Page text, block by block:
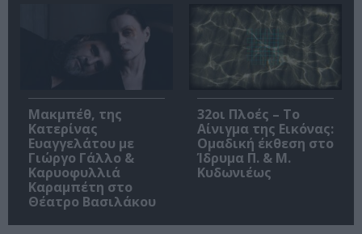
Μακμπέθ, της
Κατερίνας
Ευαγγελάτου με
Γιώργο Γάλλο &
Καρυοφυλλιά
Καραμπέτη στο
Θέατρο Βασιλάκου
32οι Πλοές – Το
Αίνιγμα της Εικόνας:
Ομαδική έκθεση στο
Ίδρυμα Π. & Μ.
Κυδωνιέως